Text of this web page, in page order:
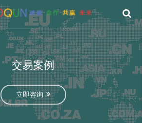
交易案例
立即咨询